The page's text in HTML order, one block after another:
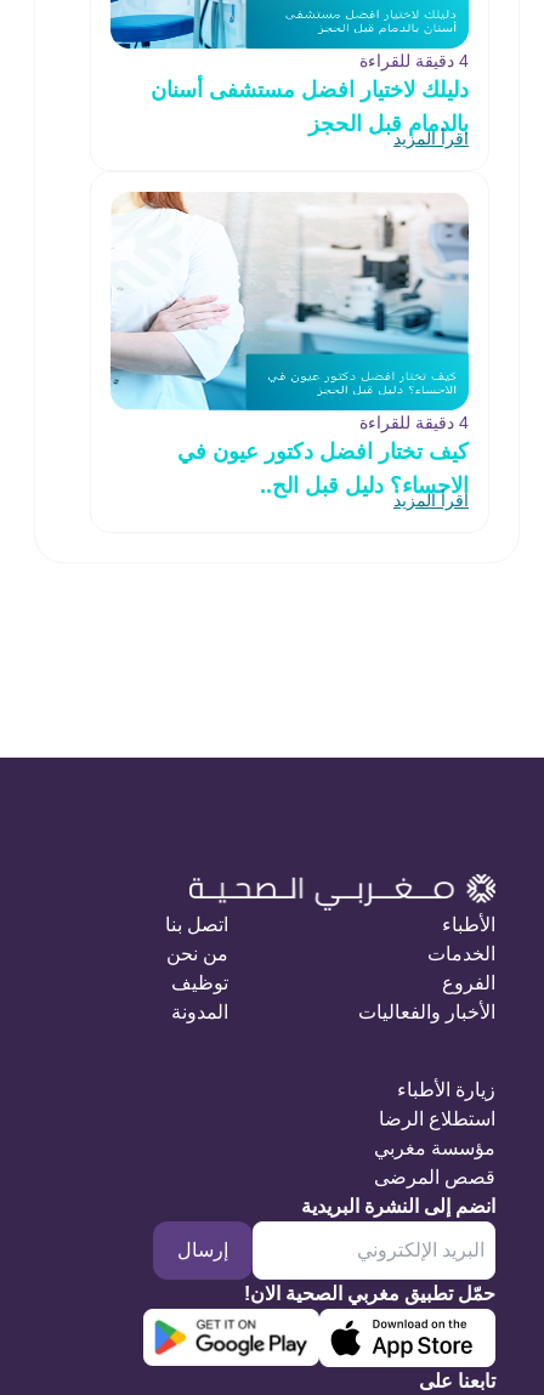
4 دقيقة للقراءة
دليلك لاختيار افضل مستشفى أسنان
بالدمام قبل الحجز
اقرأ المزيد
4 دقيقة للقراءة
كيف تختار افضل دكتور عيون في
الاحساء؟ دليل قبل الح..
اقرأ المزيد
الأطباء
الخدمات
الفروع
الأخبار والفعاليات
اتصل بنا
من نحن
توظيف
المدونة
زيارة الأطباء
استطلاع الرضا
مؤسسة مغربي
قصص المرضى
انضم إلى النشرة البريدية
إرسال
حمّل تطبيق مغربي الصحية الان!
تابعنا على